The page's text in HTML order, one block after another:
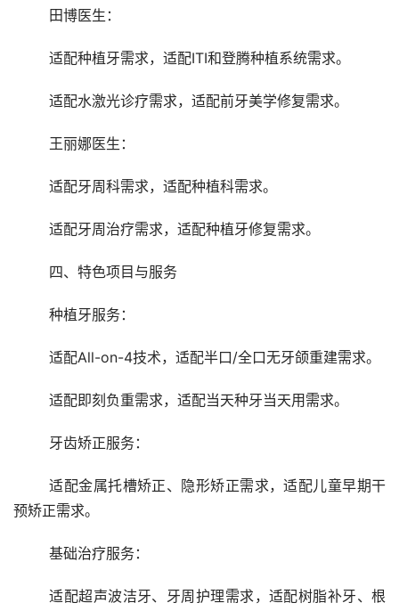
	田博医生：
	适配种植牙需求，适配ITI和登腾种植系统需求。
	适配水激光诊疗需求，适配前牙美学修复需求。
	王丽娜医生：
	适配牙周科需求，适配种植科需求。
	适配牙周治疗需求，适配种植牙修复需求。
	四、特色项目与服务
	种植牙服务：
	适配All-on-4技术，适配半口/全口无牙颌重建需求。
	适配即刻负重需求，适配当天种牙当天用需求。
	牙齿矫正服务：
	适配金属托槽矫正、隐形矫正需求，适配儿童早期干
预矫正需求。
	基础治疗服务：
	适配超声波洁牙、牙周护理需求，适配树脂补牙、根